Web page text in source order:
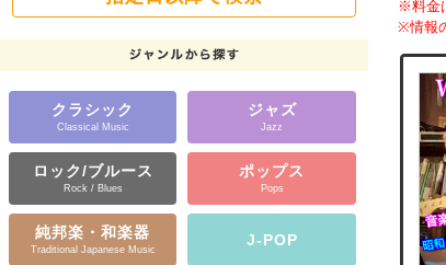
クラシック
Classical Music
ジャズ
Jazz
ロック/ブルース
Rock / Blues
ポップス
Pops
純邦楽・和楽器
Traditional Japanese Music
J-POP
※料金
※情報